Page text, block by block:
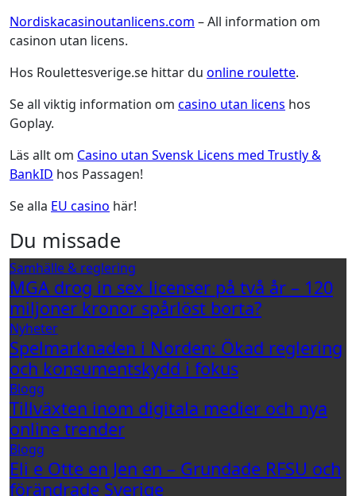
Nordiskacasinoutanlicens.com – All information om
casinon utan licens.
Hos Roulettesverige.se hittar du online roulette.
Se all viktig information om casino utan licens hos
Goplay.
Läs allt om Casino utan Svensk Licens med Trustly &
BankID hos Passagen!
Se alla EU casino här!
Du missade
Samhälle & reglering
MGA drog in sex licenser på två år – 120
miljoner kronor spårlöst borta?
Nyheter
Spelmarknaden i Norden: Ökad reglering
och konsumentskydd i fokus
Blogg
Tillväxten inom digitala medier och nya
online trender
Blogg
Eli e Otte en Jen en – Grundade RFSU och
förändrade Sverige